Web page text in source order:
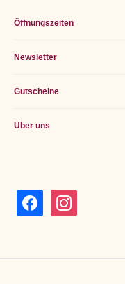
Öffnungszeiten
Newsletter
Gutscheine
Über uns
facebook instagram